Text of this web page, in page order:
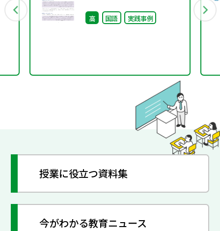
目した「読むこと」「書
くこと」の指導
高 国語 実践事例
授業に役立つ資料集
今がわかる教育ニュース